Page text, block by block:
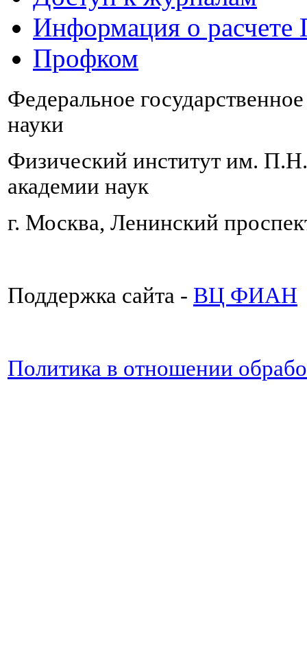
Информация о
Профком
Федеральное
науки
Физический институт им.
академии наук
г. Москва, Ленинский
Поддержка сайта - ВЦ ФИАН
Политика в отношении